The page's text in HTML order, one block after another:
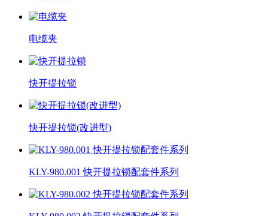
电缆夹
快开提拉锁
快开提拉锁(改进型)
KLY-980.001 快开提拉锁配套件系列